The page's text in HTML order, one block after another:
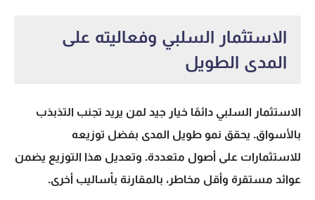
الاستثمار السلبي وفعاليته على
المدى الطويل
الاستثمار السلبي دائمًا خيار جيد لمن يريد تجنب التذبذب
بالأسواق. يحقق نمو طويل المدى بفضل توزيعه
للاستثمارات على أصول متعددة. وتعديل هذا التوزيع يضمن
عوائد مستقرة وأقل مخاطر، بالمقارنة بأساليب أخرى.